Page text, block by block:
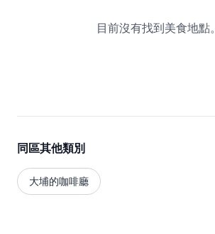
目前沒有找到美食地點。
同區其他類別
大埔的咖啡廳